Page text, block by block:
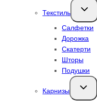
Текстиль
Салфетки
Дорожка
Скатерти
Шторы
Подушки
Карнизы